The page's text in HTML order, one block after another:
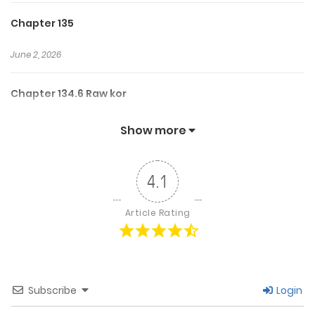
Chapter 135
June 2, 2026
Chapter 134.6 Raw kor
Chapter 134.5 Boom...ila....?
Chapter 133.5
Show more
4.1
Article Rating
Subscribe Login